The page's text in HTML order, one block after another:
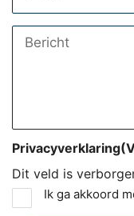
Bericht
Dit veld is
Privacyverklaring
Ik ga akkoord